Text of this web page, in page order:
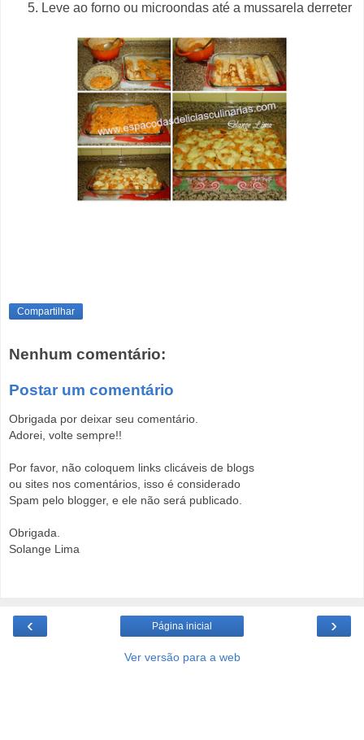
Leve ao forno ou microondas até a mussarela derreter
Compartilhar
Nenhum comentário:
Postar um comentário
Obrigada por deixar seu comentário.
Adorei, volte sempre!!
Por favor, não coloquem links clicáveis de blogs
ou sites nos comentários, isso é considerado
Spam pelo blogger, e ele não será publicado.
Obrigada.
Solange Lima
‹ ›
Página inicial
Ver versão para a web